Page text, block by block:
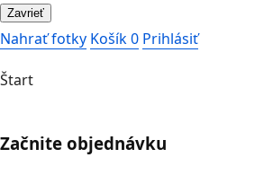
Zavrieť
Nahrať fotky Košík 0 Prihlásiť
Štart
Začnite objednávku